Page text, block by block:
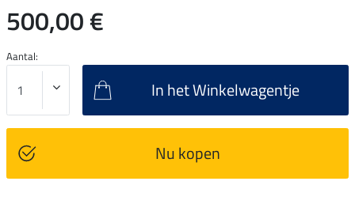
500,00 €
Aantal:
In het Winkelwagentje
Nu kopen